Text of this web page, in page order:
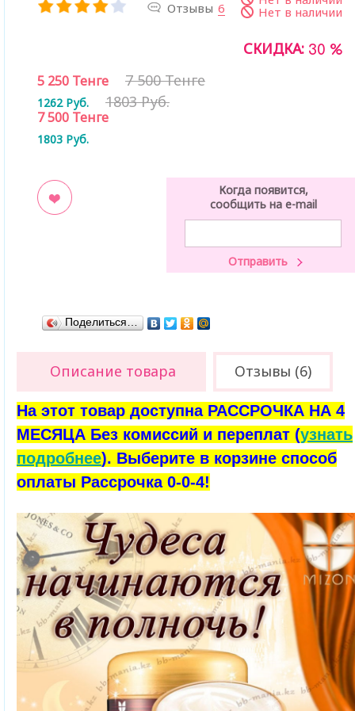
Отзывы 6
Нет в наличии
СКИДКА: 30 %
5 250 Тенге 7 500 Тенге
1262 Руб. 1803 Руб.
7 500 Тенге
1803 Руб.
Когда появится,
сообщить на e-mail
Поделиться…
Описание товара Отзывы (6)
На этот товар доступна РАССРОЧКА НА 4
МЕСЯЦА Без комиссий и переплат (узнать
подробнее). Выберите в корзине способ
оплаты Рассрочка 0-0-4!